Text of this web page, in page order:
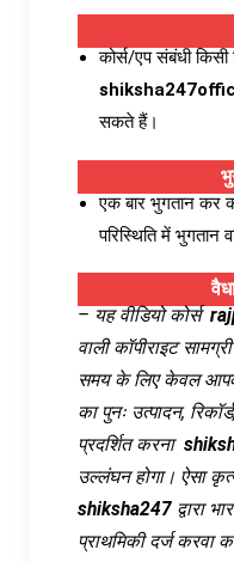
कोर्स/एप संबंधी किसी
सकते हैं।
एक बार भुगतान कर
परिस्थिति में भुगतान
– यह वीडियो कोर्स
वाली कॉपीराइट
समय के लिए केवल आपके
का पुनः उत्पादन,
प्रदर्शित करना
उल्लंघन होगा। ऐसा
shiksha247 द्वारा
प्राथमिकी दर्ज करवा